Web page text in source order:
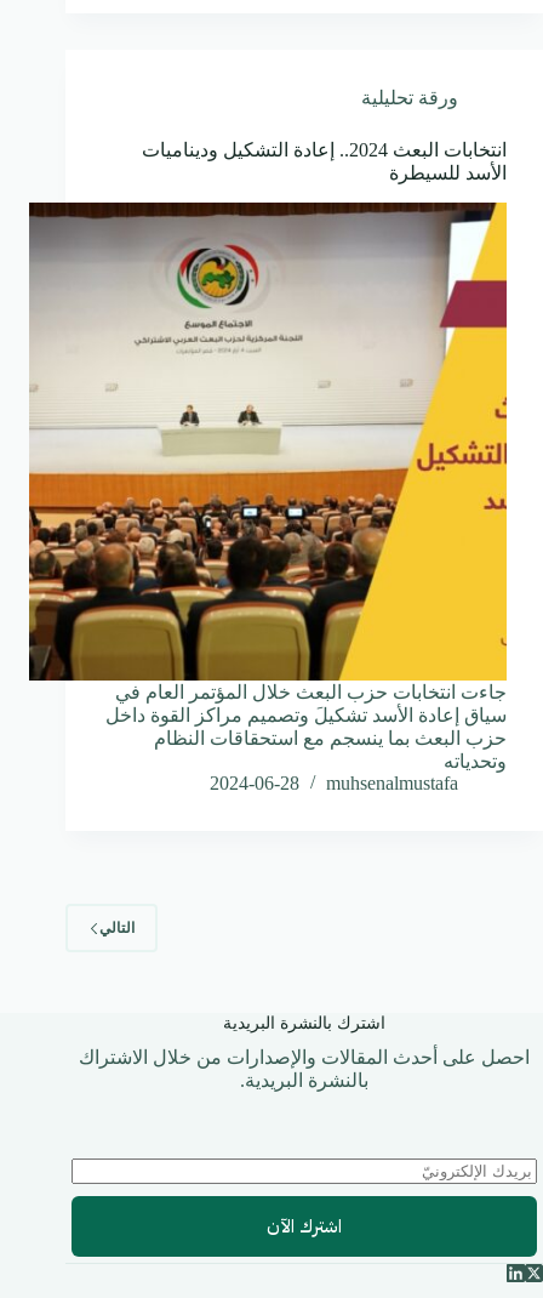
ورقة تحليلية
انتخابات البعث 2024.. إعادة التشكيل وديناميات
الأسد للسيطرة
جاءت انتخابات حزب البعث خلال المؤتمر العام في
سياق إعادة الأسد تشكيلَ وتصميم مراكز القوة داخل
حزب البعث بما ينسجم مع استحقاقات النظام
وتحدياته
muhsenalmustafa
2024-06-28
التالي
اشترك بالنشرة البريدية
احصل على أحدث المقالات والإصدارات من خلال الاشتراك
بالنشرة البريدية.
اشترك الآن